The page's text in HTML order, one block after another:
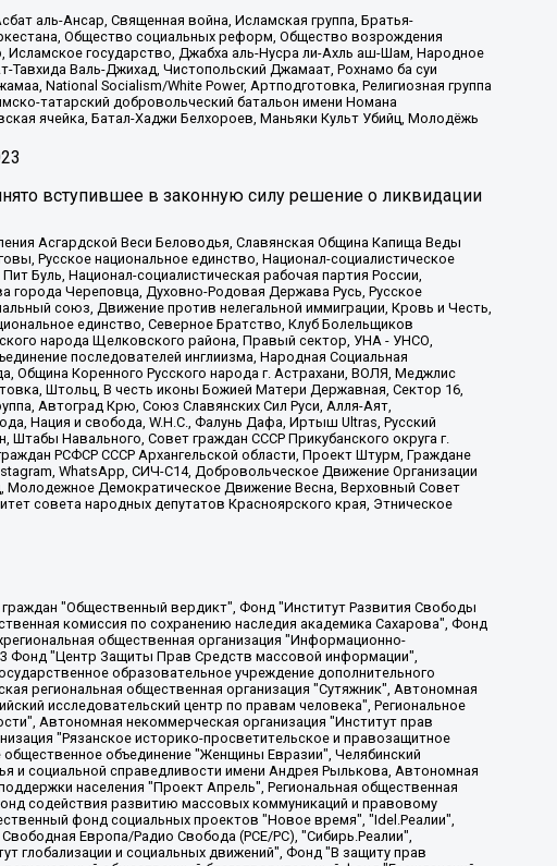
аль-Ансар, Священная война, Исламская группа, Братья-
Общество социальных реформ, Общество возрождения
государство, Джабха аль-Нусра ли-Ахль аш-Шам, Народное
Валь-Джихад, Чистопольский Джамаат, Рохнамо ба суи
National Socialism/White Power, Артподготовка, Религиозная группа
татарский добровольческий батальон имени Номана
ячейка, Батал-Хаджи Белхороев, Маньяки Культ Убийц, Молодёжь
вступившее в законную силу решение о ликвидации
Асгардской Веси Беловодья, Славянская Община Капища Веды
Русское национальное единство, Национал-социалистическое
Буль, Национал-социалистическая рабочая партия России,
города Череповца, Духовно-Родовая Держава Русь, Русское
союз, Движение против нелегальной иммиграции, Кровь и Честь,
единство, Северное Братство, Клуб Болельщиков
народа Щелковского района, Правый сектор, УНА - УНСО,
последователей инглиизма, Народная Социальная
Община Коренного Русского народа г. Астрахани, ВОЛЯ, Меджлис
Штольц, В честь иконы Божией Матери Державная, Сектор 16,
Автоград Крю, Союз Славянских Сил Руси, Алля-Аят,
Нация и свобода, W.H.С., Фалунь Дафа, Иртыш Ultras, Русский
Навального, Совет граждан СССР Прикубанского округа г.
РСФСР СССР Архангельской области, Проект Штурм, Граждане
WhatsApp, СИЧ-С14, Добровольческое Движение Организации
Молодежное Демократическое Движение Весна, Верховный Совет
совета народных депутатов Красноярского края, Этническое
Общество с ограниченной ответственностью "Нобелевский призыв", Гималова Регина Эмилевна, Григорьев Андрей Валерьевич, Григорьева Алина Александровна, Ассоциация по содействию защите прав призывников, альтернативнослужащих и военнослужащих "Правозащитная группа "Гражданин.Армия.Право", Хисамова Регина Фаритовна, Автономная некоммерческая организация по реализации социально-правовых программ "Лилит", Дальневосточное общественное движение "Маяк", Санкт-Петербургская ЛГБТ-инициативная группа "Выход", Инициативная группа ЛГБТ+ "Реверс", Алексеев Андрей Викторович, Бекбулатова Таисия Львовна, Беляев Иван Михайлович, Владыкина Елена Сергеевна, Гельман Марат Александрович, Никульшина Вероника Юрьевна, Толоконникова Надежда Андреевна, Шендерович Виктор Анатольевич, Общество с ограниченной ответственностью "Данное сообщение", Общество с ограниченной ответственностью Издательский дом "Новая глава", Айнбиндер Александра Александровна, Московский комьюнити-центр для ЛГБТ+инициатив, Благотворительный фонд развития филантропии, Deutsche Welle (Германия, Kurt-Schumacher-Strasse 3, 53113 Bonn), Борзунова Мария Михайловна, Воробьев Виктор Викторович, Голубева Анна Львовна, Константинова Алла Михайловна, Малкова Ирина Владимировна, Мурадов Мурад Абдулгалимович, Осетинская Елизавета Николаевна, Понасенков Евгений Николаевич, Ганапольский Матвей Юрьевич, Киселев Евгений Алексеевич, Борухович Ирина Григорьевна, Дремин Иван Тимофеевич, Дубровский Дмитрий Викторович, Красноярская региональная общественная организация поддержки и развития альтернативных образовательных технологий и межкультурных коммуникаций "ИНТЕРРА", Маяковская Екатерина Алексеевна, Фейгин Марк Захарович, Филимонов Андрей Викторович, Дзугкоева Регина Николаевна, Доброхотов Роман Александрович, Дудь Юрий Александрович, Елкин Сергей Владимирович, Кругликов Кирилл Игоревич, Сабунаева Мария Леонидовна, Семенов Алексей Владимирович, Шаинян Карен Багратович, Шульман Екатерина Михайловна, Асафьев Артур Валерьевич, Вахштайн Виктор Семенович, Венедиктов Алексей Алексеевич, Лушникова Екатерина Евгеньевна, Волков Леонид Михайлович, Невзоров Александр Глебович, Пархоменко Сергей Борисович, Сироткин Ярослав Николаевич, Кара-Мурза Владимир Владимирович, Баранова Наталья Владимировна, Гозман Леонид Яковлевич, Кагарлицкий Борис Юльевич, Климарев Михаил Валерьевич, Милов Владимир Станиславович, Автономная некоммерческая организация Краснодарский центр современного искусства "Типография", Моргенштерн Алишер Тагирович, Соболь Любовь Эдуардовна, Общество с ограниченной ответственностью "ЛИЗА НОРМ", Каспаров Гарри Кимович, Ходорковский Михаил Борисович, Общество с ограниченной ответственностью "Апрельские тезисы", Данилович Ирина Брониславовна, Кашин Олег Владимирович, Петров Николай Владимирович, Пивоваров Алексей Владимирович, Соколов Михаил Владимирович, Цветкова Юлия Владимировна, Чичваркин Евгений Александрович, Комитет против пыток/Команда против пыток, Общество с ограниченной ответственностью "Первый научный", Общество с ограниченной ответственностью "Вертолет и ко", Белоцерковская Вероника Борисовна, Кац Максим Евгеньевич, Лазарева Татьяна Юрьевна, Шаведдинов Руслан Табризович, Яшин Илья Валерьевич, Общество с ограниченной ответственностью "Иноагент ААВ", Алешковский Дмитрий Петрович, Альбац Евгения Марковна, Быков Дмитрий Львович, Галямина Юлия Евгеньевна, Лойко Сергей Леонидович, Мартынов Кирилл Константинович, Медведев Сергей Александрович, Крашенинников Федор Геннадиевич, Гордеева Катерина Вл